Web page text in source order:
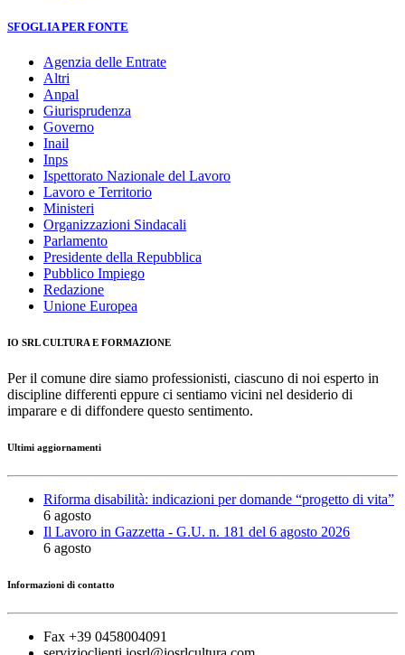
SFOGLIA PER FONTE
Agenzia delle Entrate
Altri
Anpal
Giurisprudenza
Governo
Inail
Inps
Ispettorato Nazionale del Lavoro
Lavoro e Territorio
Ministeri
Organizzazioni Sindacali
Parlamento
Presidente della Repubblica
Pubblico Impiego
Redazione
Unione Europea
IO SRL CULTURA E FORMAZIONE
Per il comune dire siamo professionisti, ciascuno di noi esperto in
discipline differenti eppure ci sentiamo vicini nel desiderio di
imparare e di diffondere questo sentimento.
Ultimi aggiornamenti
Riforma disabilità: indicazioni per domande “progetto di vita”
6 agosto
Il Lavoro in Gazzetta - G.U. n. 181 del 6 agosto 2026
6 agosto
Informazioni di contatto
Fax +39 0458004091